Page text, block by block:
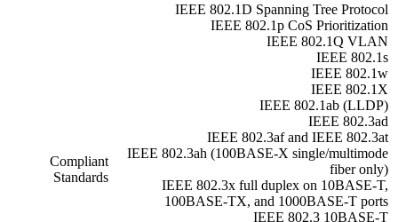
IEEE 802.1D Spanning Tree Protocol
IEEE 802.1p CoS Prioritization
IEEE 802.1Q VLAN
IEEE 802.1s
IEEE 802.1w
IEEE 802.1X
IEEE 802.1ab (LLDP)
IEEE 802.3ad
IEEE 802.3af and IEEE 802.3at
IEEE 802.3ah (100BASE-X single/multimode
fiber only)
IEEE 802.3x full duplex on 10BASE-T,
100BASE-TX, and 1000BASE-T ports
IEEE 802.3 10BASE-T
Compliant
Standards